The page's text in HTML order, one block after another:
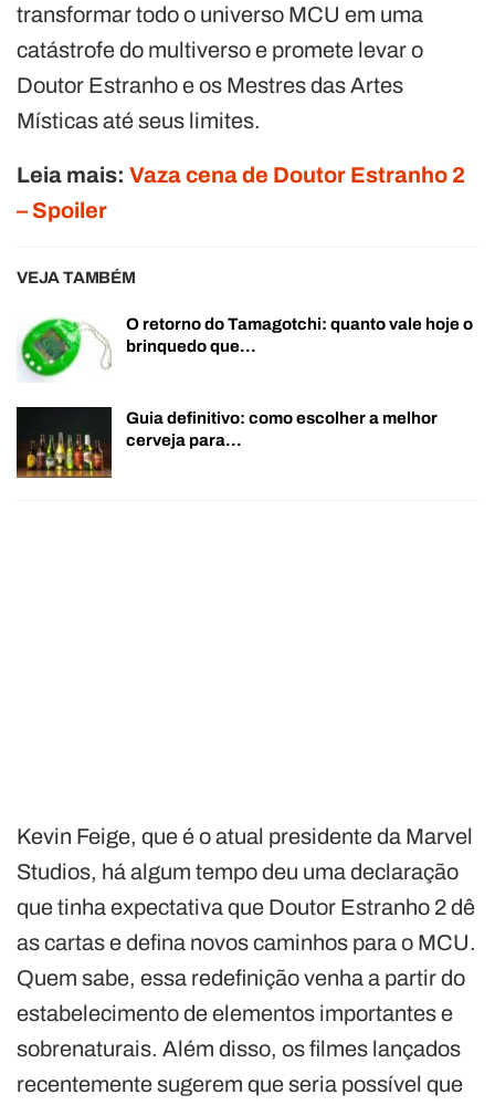
transformar todo o universo MCU em uma
catástrofe do multiverso e promete levar o
Doutor Estranho e os Mestres das Artes
Místicas até seus limites.
Leia mais: Vaza cena de Doutor Estranho 2
– Spoiler
VEJA TAMBÉM
O retorno do Tamagotchi: quanto vale hoje o
brinquedo que…
Guia definitivo: como escolher a melhor
cerveja para…
Kevin Feige, que é o atual presidente da Marvel
Studios, há algum tempo deu uma declaração
que tinha expectativa que Doutor Estranho 2 dê
as cartas e defina novos caminhos para o MCU.
Quem sabe, essa redefinição venha a partir do
estabelecimento de elementos importantes e
sobrenaturais. Além disso, os filmes lançados
recentemente sugerem que seria possível que